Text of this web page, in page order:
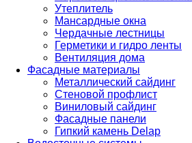
Утеплитель
Мансардные окна
Чердачные лестницы
Герметики и гидро ленты
Вентиляция дома
Фасадные материалы
Металлический сайдинг
Стеновой профлист
Виниловый сайдинг
Фасадные панели
Гипкий камень Delap